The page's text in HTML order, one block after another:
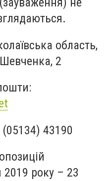
область,
2
43190
2019 року – 23